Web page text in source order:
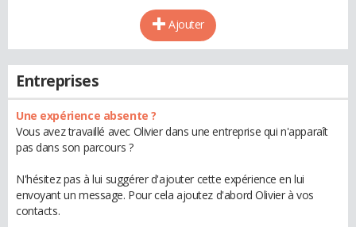
Ajouter
Entreprises
Une expérience absente ?
Vous avez travaillé avec Olivier dans une entreprise qui n'apparaît
pas dans son parcours ?
N'hésitez pas à lui suggérer d'ajouter cette expérience en lui
envoyant un message. Pour cela ajoutez d'abord Olivier à vos
contacts.